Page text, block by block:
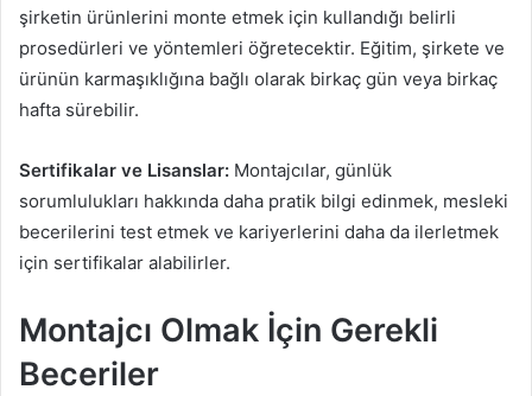
şirketin ürünlerini monte etmek için kullandığı belirli
prosedürleri ve yöntemleri öğretecektir. Eğitim, şirkete ve
ürünün karmaşıklığına bağlı olarak birkaç gün veya birkaç
hafta sürebilir.
Sertifikalar ve Lisanslar: Montajcılar, günlük
sorumlulukları hakkında daha pratik bilgi edinmek, mesleki
becerilerini test etmek ve kariyerlerini daha da ilerletmek
için sertifikalar alabilirler.
Montajcı Olmak İçin Gerekli
Beceriler